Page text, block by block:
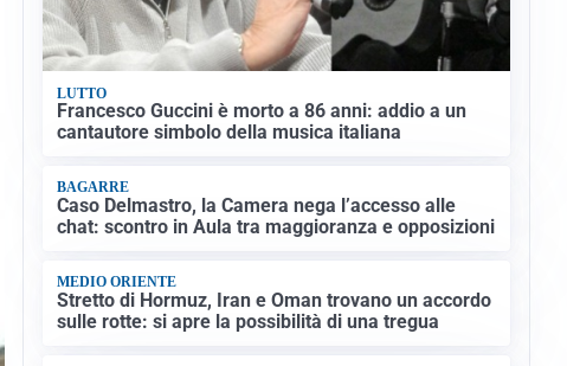
LUTTO
Francesco Guccini è morto a 86 anni: addio a un
cantautore simbolo della musica italiana
BAGARRE
Caso Delmastro, la Camera nega l’accesso alle
chat: scontro in Aula tra maggioranza e opposizioni
MEDIO ORIENTE
Stretto di Hormuz, Iran e Oman trovano un accordo
sulle rotte: si apre la possibilità di una tregua